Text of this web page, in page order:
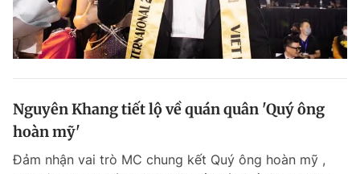
Nguyên Khang tiết lộ về quán quân 'Quý ông
hoàn mỹ'
Đảm nhận vai trò MC chung kết Quý ông hoàn mỹ ,